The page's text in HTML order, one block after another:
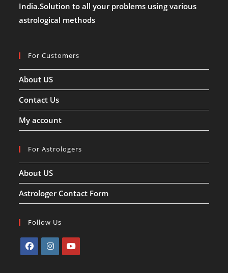
India.Solution to all your problems using various
astrological methods
For Customers
About US
Contact Us
My account
For Astrologers
About US
Astrologer Contact Form
Follow Us